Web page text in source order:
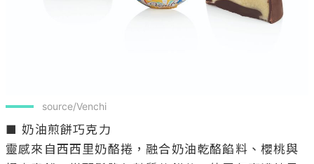
source/Venchi
■ 奶油煎餅巧克力
靈感來自西西里奶酪捲，融合奶油乾酪餡料、櫻桃與